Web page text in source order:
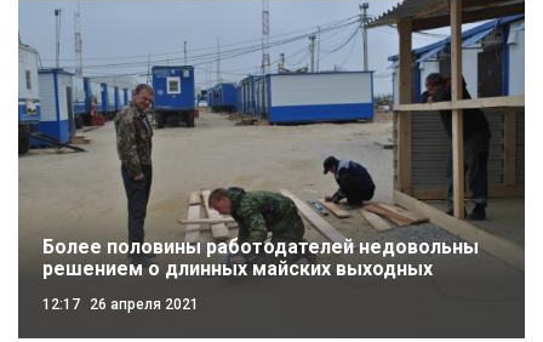
Более половины работодателей недовольны
решением о длинных майских выходных
12:17 26 апреля 2021